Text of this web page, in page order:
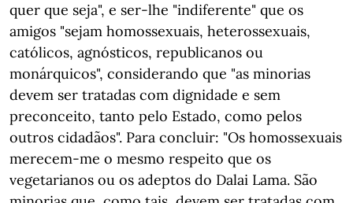
quer que seja", e ser-lhe "indiferente" que os
amigos "sejam homossexuais, heterossexuais,
católicos, agnósticos, republicanos ou
monárquicos", considerando que "as minorias
devem ser tratadas com dignidade e sem
preconceito, tanto pelo Estado, como pelos
outros cidadãos". Para concluir: "Os homossexuais
merecem-me o mesmo respeito que os
vegetarianos ou os adeptos do Dalai Lama. São